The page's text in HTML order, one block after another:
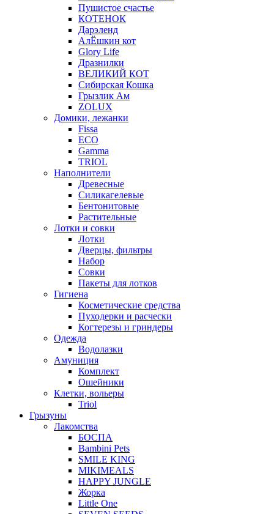
Пушистое счастье
КОТЕНОК
Дарэленд
АлЁшкин кот
Glory Life
Дразнилки
ВЕЛИКИЙ КОТ
Сибирская Кошка
Грызлик Ам
ZOLUX
Домики, лежанки
Fissa
ECO
Gamma
TRIOL
Наполнители
Древесные
Силикагелевые
Бентонитовые
Растительные
Лотки и совки
Лотки
Дверцы, фильтры
Набор
Совки
Пакеты для лотков
Гигиена
Косметические средства
Пуходерки и расчески
Когтерезы и гриндеры
Одежда
Водолазки
Амуниция
Комплект
Ошейники
Клетки, вольеры
Triol
Грызуны
Лакомства
БОСПА
Bambini Pets
SMILE KING
MIKIMEALS
HAPPY JUNGLE
Жорка
Little One